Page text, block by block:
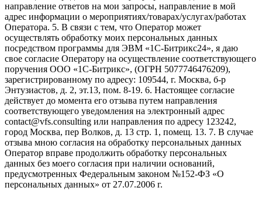
направление ответов на мои запросы, направление в мой
адрес информации о мероприятиях/товарах/услугах/работах
Оператора. 5. В связи с тем, что Оператор может
осуществлять обработку моих персональных данных
посредством программы для ЭВМ «1С-Битрикс24», я даю
свое согласие Оператору на осуществление соответствующего
поручения ООО «1С-Битрикс», (ОГРН 5077746476209),
зарегистрированному по адресу: 109544, г. Москва, б-р
Энтузиастов, д. 2, эт.13, пом. 8-19. 6. Настоящее согласие
действует до момента его отзыва путем направления
соответствующего уведомления на электронный адрес
contact@vfs.consulting или направления по адресу 123242,
город Москва, пер Волков, д. 13 стр. 1, помещ. 13. 7. В случае
отзыва мною согласия на обработку персональных данных
Оператор вправе продолжить обработку персональных
данных без моего согласия при наличии оснований,
предусмотренных Федеральным законом №152-ФЗ «О
персональных данных» от 27.07.2006 г.